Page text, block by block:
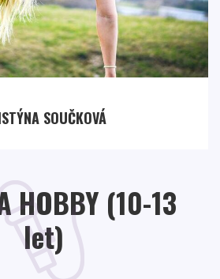
SOUČKOVÁ
HOBBY (10-13
let)